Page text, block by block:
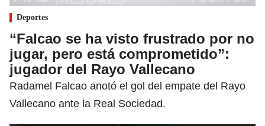
Deportes
“Falcao se ha visto frustrado por no
jugar, pero está comprometido”:
jugador del Rayo Vallecano
Radamel Falcao anotó el gol del empate del Rayo
Vallecano ante la Real Sociedad.